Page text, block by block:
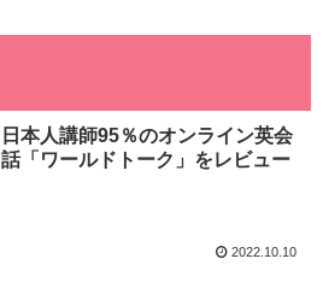
日本人講師95％のオンライン英会
話「ワールドトーク」をレビュー
2022.10.10